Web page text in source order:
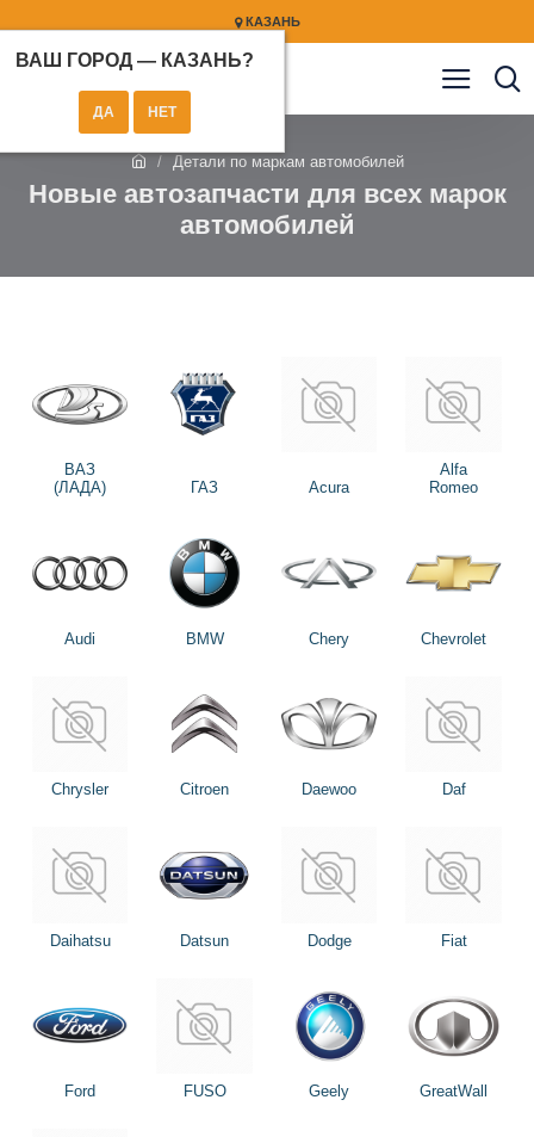
КАЗАНЬ
ВАШ ГОРОД — КАЗАНЬ?
Детали по маркам автомобилей
Новые автозапчасти для всех марок
автомобилей
ВАЗ
(ЛАДА)
ГАЗ Acura
Alfa
Romeo
Audi BMW Chery Chevrolet
Chrysler Citroen Daewoo Daf
Daihatsu Datsun Dodge Fiat
Ford FUSO Geely GreatWall